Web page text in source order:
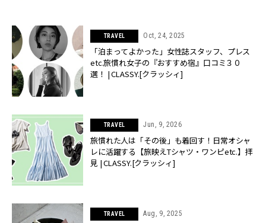
TRAVEL Oct, 24, 2025
「泊まってよかった」女性誌スタッフ、プレス
etc.旅慣れ女子の『おすすめ宿』口コミ３０
選！ | CLASSY.[クラッシィ]
TRAVEL Jun, 9, 2026
旅慣れた人は「その後」も着回す！日常オシャ
レに活躍する【旅映えTシャツ・ワンピetc.】拝
見 | CLASSY.[クラッシィ]
TRAVEL Aug, 9, 2025